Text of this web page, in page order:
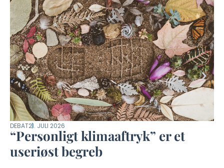
DEBAT21. JULI 2026
“Personligt klimaaftryk” er et
useriøst begreb